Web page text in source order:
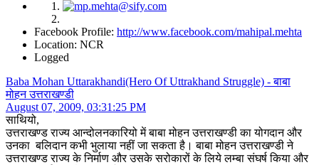
Facebook Profile: http://www.facebook.com/mahipal.mehta
Location: NCR
Logged
Baba Mohan Uttarakhandi(Hero Of Uttrakhand Struggle) - बाबा
मोहन उत्तराखण्डी
August 07, 2009, 03:31:25 PM
साथियो,
उत्तराखण्ड राज्य आन्दोलनकारियो में बाबा मोहन उत्तराखण्डी का योगदान और
उनका बलिदान कभी भुलाया नहीं जा सकता है। बाबा मोहन उत्तराखण्डी ने
उत्तराखण्ड राज्य के निर्माण और उसके सरोकारों के लिये लम्बा संघर्ष किया और